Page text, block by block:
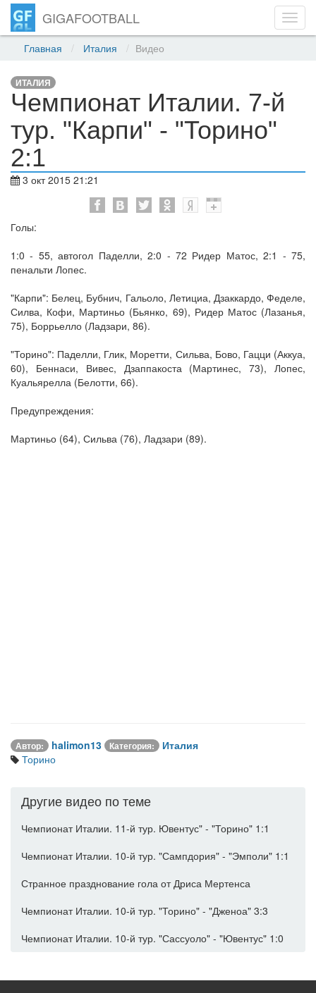
GIGAFOOTBALL
Главная Италия Видео
ИТАЛИЯ
Чемпионат Италии. 7-й
тур. "Карпи" - "Торино"
2:1
3 окт 2015 21:21
Голы:
1:0 - 55, автогол Паделли, 2:0 - 72 Ридер Матос, 2:1 - 75,
пенальти Лопес.
"Карпи": Белец, Бубнич, Гальоло, Летициа, Дзаккардо, Феделе,
Силва, Кофи, Мартиньо (Бьянко, 69), Ридер Матос (Лазанья,
75), Боррьелло (Ладзари, 86).
"Торино": Паделли, Глик, Моретти, Сильва, Бово, Гацци (Аккуа,
60), Беннаси, Вивес, Дзаппакоста (Мартинес, 73), Лопес,
Куальярелла (Белотти, 66).
Предупреждения:
Мартиньо (64), Сильва (76), Ладзари (89).
Автор: halimon13 Категория:
Италия
Торино
Другие видео по теме
Чемпионат Италии. 11-й тур. Ювентус" - "Торино" 1:1
Чемпионат Италии. 10-й тур. "Сампдория" - "Эмполи" 1:1
Странное празднование гола от Дриса Мертенса
Чемпионат Италии. 10-й тур. "Торино" - "Дженоа" 3:3
Чемпионат Италии. 10-й тур. "Сассуоло" - "Ювентус" 1:0